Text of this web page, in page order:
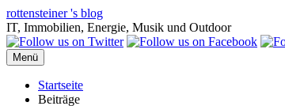
Zum
Inhalt
springen
rottensteiner 's blog
IT, Immobilien, Energie, Musik und Outdoor
Menü
Startseite
Beiträge